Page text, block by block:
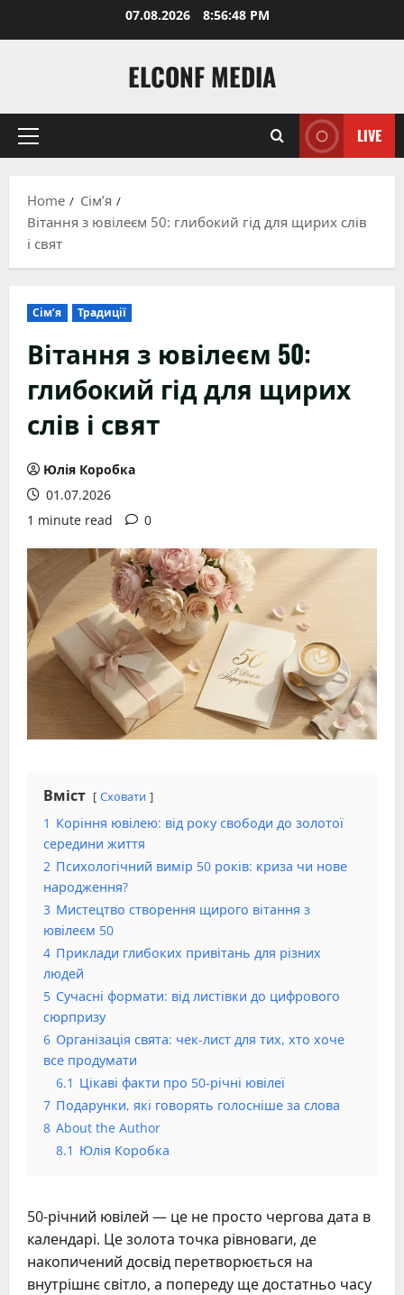
07.08.2026 8:56:49 PM
ELCONF MEDIA
Primary
LIVE
Home
Сім’я
Вітання з ювілеєм 50: глибокий гід для щирих слів
і свят
Сім’я Традиції
Вітання з ювілеєм 50:
глибокий гід для щирих
слів і свят
Юлія Коробка
01.07.2026
1 minute read
0
Вміст Сховати
1 Коріння ювілею: від року свободи до золотої
середини життя
2 Психологічний вимір 50 років: криза чи нове
народження?
3 Мистецтво створення щирого вітання з
ювілеєм 50
4 Приклади глибоких привітань для різних
людей
5 Сучасні формати: від листівки до цифрового
сюрпризу
6 Організація свята: чек-лист для тих, хто хоче
все продумати
6.1 Цікаві факти про 50-річні ювілеї
7 Подарунки, які говорять голосніше за слова
8 About the Author
8.1 Юлія Коробка
50-річний ювілей — це не просто чергова дата в
календарі. Це золота точка рівноваги, де
накопичений досвід перетворюється на
внутрішнє світло, а попереду ще достатньо часу